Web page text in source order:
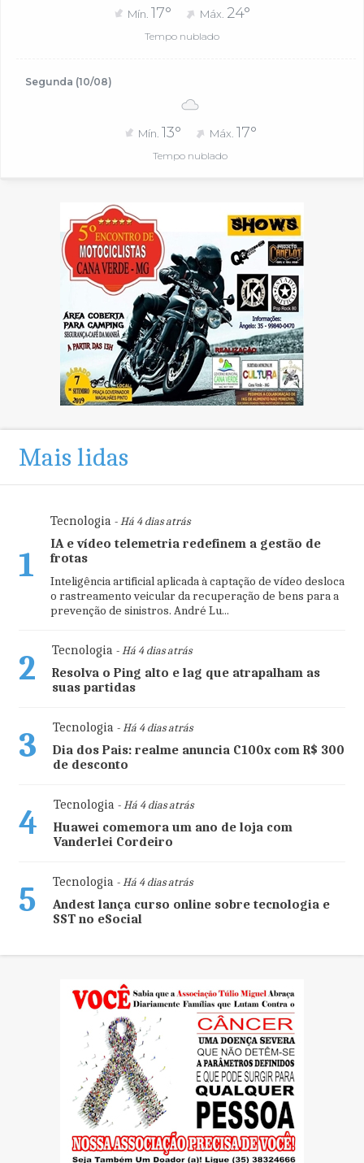
Mín. 17° Máx. 24°
Tempo nublado
Segunda (10/08)
Mín. 13° Máx. 17°
Tempo nublado
Mais lidas
1
Tecnologia- Há 4 dias atrás
IA e vídeo telemetria redefinem a gestão de
frotas
Inteligência artificial aplicada à captação de vídeo desloca
o rastreamento veicular da recuperação de bens para a
prevenção de sinistros. André Lu...
2 Tecnologia- Há 4 dias atrás
Resolva o Ping alto e lag que atrapalham as
suas partidas
3 Tecnologia- Há 4 dias atrás
Dia dos Pais: realme anuncia C100x com R$ 300
de desconto
4 Tecnologia- Há 4 dias atrás
Huawei comemora um ano de loja com
Vanderlei Cordeiro
5 Tecnologia- Há 4 dias atrás
Andest lança curso online sobre tecnologia e
SST no eSocial